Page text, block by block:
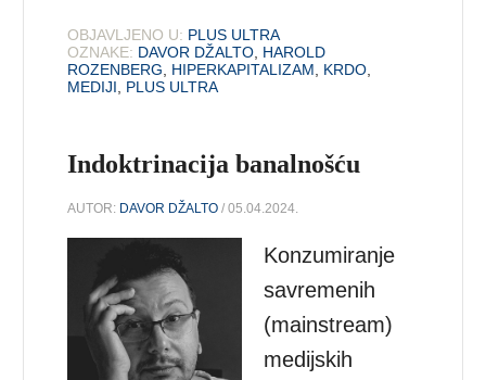
OBJAVLJENO U: PLUS ULTRA
OZNAKE: DAVOR DŽALTO HAROLD
ROZENBERG
HIPERKAPITALIZAM KRDO
MEDIJI
PLUS ULTRA
Indoktrinacija banalnošću
AUTOR: DAVOR DŽALTO / 05.04.2024.
Konzumiranje
savremenih
(mainstream)
medijskih